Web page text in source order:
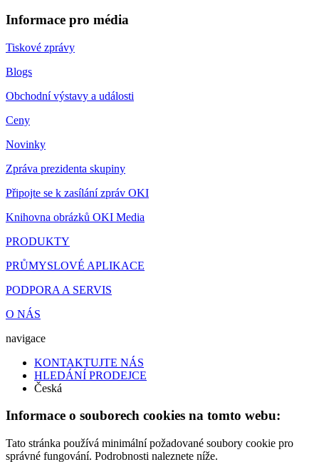
Informace pro média
Tiskové zprávy
Blogs
Obchodní výstavy a události
Ceny
Novinky
Zpráva prezidenta skupiny
Připojte se k zasílání zpráv OKI
Knihovna obrázků OKI Media
PRODUKTY
PRŮMYSLOVÉ APLIKACE
PODPORA A SERVIS
O NÁS
navigace
KONTAKTUJTE NÁS
HLEDÁNÍ PRODEJCE
Česká
Informace o souborech cookies na tomto webu:
Tato stránka používá minimální požadované soubory cookie pro
správné fungování. Podrobnosti naleznete níže.